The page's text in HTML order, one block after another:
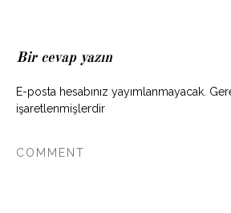
Bir cevap yazın
E-posta hesabınız yayımlanmayacak.
işaretlenmişlerdir